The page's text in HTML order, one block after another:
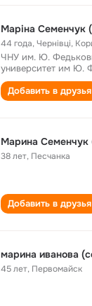
Маріна Семенчук
44 года,Чернівці,
ЧНУ им. Ю.
университет им Ю.
Добавить в друзья
Марина Семенчук
38 лет, Песчанка
Добавить в друзья
марина иванова
45 лет, Первомайск